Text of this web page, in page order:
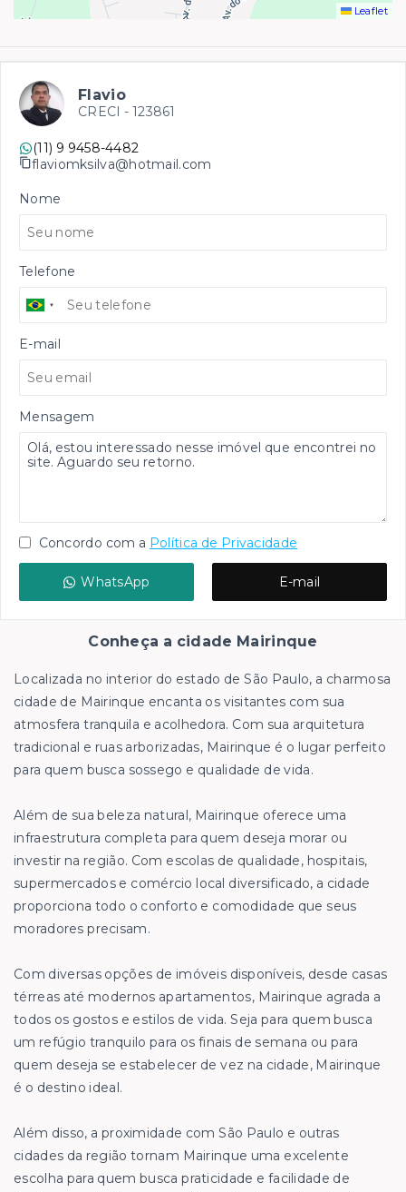
Leaflet
Flavio
CRECI - 123861
(11) 9 9458-4482
flaviomksilva@hotmail.com
Nome
Telefone
E-mail
Mensagem
Concordo com a Política de Privacidade
WhatsApp E-mail
Conheça a cidade Mairinque
Localizada no interior do estado de São Paulo, a charmosa
cidade de Mairinque encanta os visitantes com sua
atmosfera tranquila e acolhedora. Com sua arquitetura
tradicional e ruas arborizadas, Mairinque é o lugar perfeito
para quem busca sossego e qualidade de vida.
Além de sua beleza natural, Mairinque oferece uma
infraestrutura completa para quem deseja morar ou
investir na região. Com escolas de qualidade, hospitais,
supermercados e comércio local diversificado, a cidade
proporciona todo o conforto e comodidade que seus
moradores precisam.
Com diversas opções de imóveis disponíveis, desde casas
térreas até modernos apartamentos, Mairinque agrada a
todos os gostos e estilos de vida. Seja para quem busca
um refúgio tranquilo para os finais de semana ou para
quem deseja se estabelecer de vez na cidade, Mairinque
é o destino ideal.
Além disso, a proximidade com São Paulo e outras
cidades da região tornam Mairinque uma excelente
escolha para quem busca praticidade e facilidade de